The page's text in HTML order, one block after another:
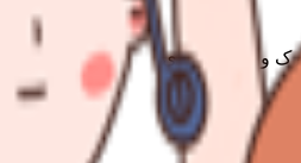
و بانک مرکزی